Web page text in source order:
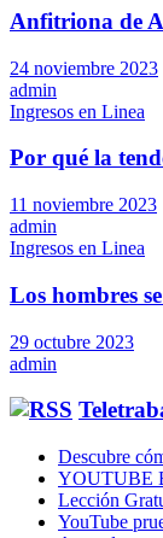
Anfitriona de
24 noviembre 2023
admin
Ingresos en Linea
Por qué la
11 noviembre 2023
admin
Ingresos en Linea
Los hombres
29 octubre 2023
admin
Descubre
YOUTUBE
Lección
YouTube